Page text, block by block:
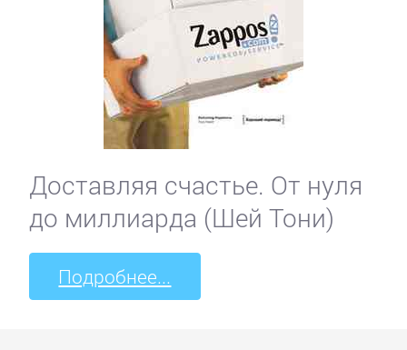
Доставляя счастье. От нуля
до миллиарда (Шей Тони)
Подробнее...